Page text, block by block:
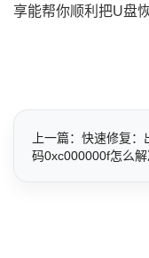
享能帮你顺利把U盘
上一篇：快速修复
码0xc000000f怎么解